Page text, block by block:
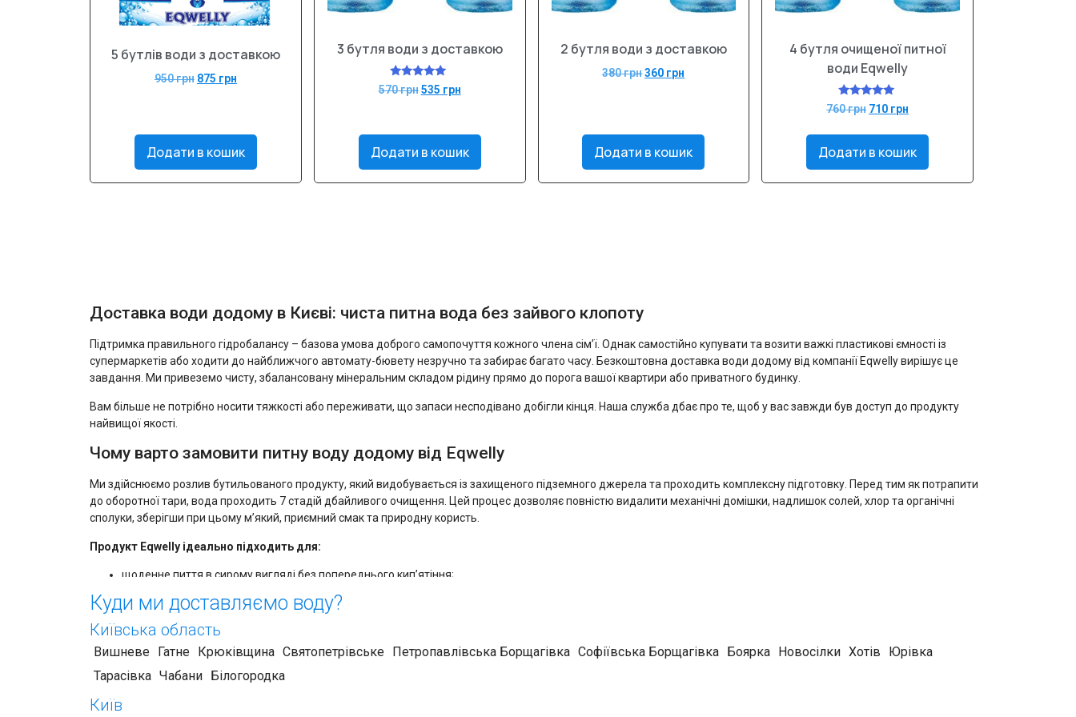
5 бутлів води з доставкою
950грн 875 грн
Додати в кошик
3 бутля води з доставкою
Оцінено в
5.00
570грн 535 грн
Додати в кошик
2 бутля води з доставкою
380грн360 грн
Додати в кошик
4 бутля очищеної питної
води Eqwelly
Оцінено в
5.00
760грн 710 грн
Додати в кошик
Доставка води додому в Києві: чиста питна вода без зайвого клопоту
Підтримка правильного гідробалансу – базова умова доброго самопочуття кожного члена сім’ї. Однак самостійно купувати та возити важкі пластикові ємності із
супермаркетів або ходити до найближчого автомату-бювету незручно та забирає багато часу. Безкоштовна доставка води додому від компанії Eqwelly вирішує це
завдання. Ми привеземо чисту, збалансовану мінеральним складом рідину прямо до порога вашої квартири або приватного будинку.
Вам більше не потрібно носити тяжкості або переживати, що запаси несподівано добігли кінця. Наша служба дбає про те, щоб у вас завжди був доступ до продукту
найвищої якості.
Чому варто замовити питну воду додому від Eqwelly
Ми здійснюємо розлив бутильованого продукту, який видобувається із захищеного підземного джерела та проходить комплексну підготовку. Перед тим як потрапити
до оборотної тари, вода проходить 7 стадій дбайливого очищення. Цей процес дозволяє повністю видалити механічні домішки, надлишок солей, хлор та органічні
сполуки, зберігши при цьому м’який, приємний смак та природну користь.
Продукт Eqwelly ідеально підходить для:
щоденне пиття в сирому вигляді без попереднього кип’ятіння;
дитячого харчування та правильного догляду за домашніми улюбленцями;
безпечного використання в побутовій техніці (чайниках, кофемашинах) без утворення накипу та білого нальоту.
середовища.
Тарифи та вигідні пропозиції для мешканців Києва
Куди ми доставляємо воду?
Київська область
Вишневе Гатне Крюківщина Святопетрівське Петропавлівська Борщагівка Софіївська Борщагівка Боярка Новосілки Хотів
Юрівка
Тарасівка Чабани Білогородка
Київ